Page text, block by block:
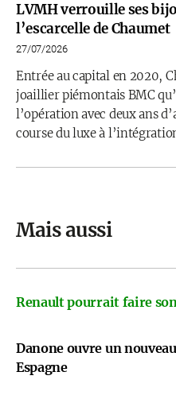
LVMH verrouille ses
l’escarcelle de Chaumet
27/07/2026
Entrée au capital en 2020,
joaillier piémontais BMC
l’opération avec deux ans
course du luxe à
Mais aussi
Renault pourrait faire
Danone ouvre un
Espagne